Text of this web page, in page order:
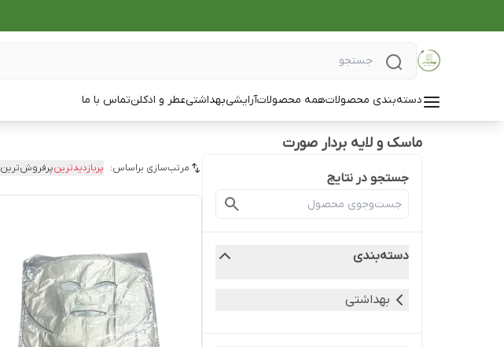
دسته‌بندی محصولاتهمه محصولاتآرایشیبهداشتیعطر و ادکلنتماس با ما
ماسک و لایه بردار صورت
جستجو در نتایج
دسته‌بندی
بهداشتی
مرتب‌سازی براساس: پربازدیدترینپرفروش‌ترین